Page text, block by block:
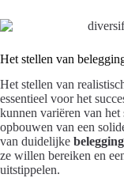
Het stellen van
Het stellen van
essentieel voor het
kunnen variëren van het
opbouwen van een
van duidelijke
ze willen bereiken en
uitstippelen.